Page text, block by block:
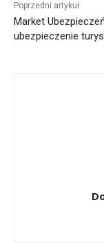
Poprzedni artykuł
Market
ubezpieczenie